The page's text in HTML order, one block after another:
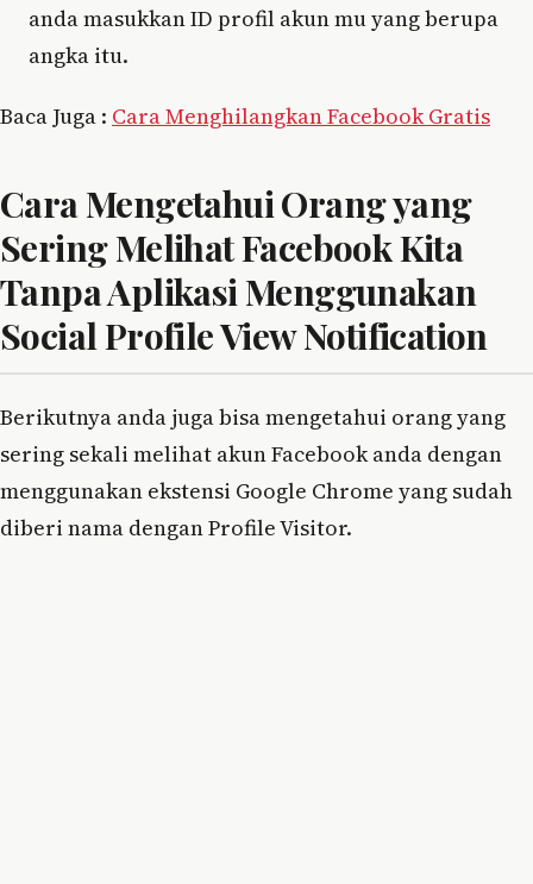
anda masukkan ID profil akun mu yang berupa
angka itu.
Baca Juga : Cara Menghilangkan Facebook Gratis
Cara Mengetahui Orang yang
Sering Melihat Facebook Kita
Tanpa Aplikasi Menggunakan
Social Profile View Notification
Berikutnya anda juga bisa mengetahui orang yang
sering sekali melihat akun Facebook anda dengan
menggunakan ekstensi Google Chrome yang sudah
diberi nama dengan Profile Visitor.